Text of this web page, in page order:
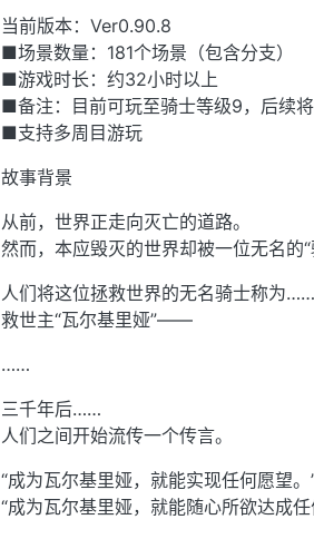
当前版本：Ver0.90.8
■场景数量：181个场景（包含分支）
■游戏时长：约32小时以上
■备注：目前可玩至骑士等级9，后续
■支持多周目游玩
故事背景
从前，世界正走向灭亡的道路。
然而，本应毁灭的世界却被一位无名的“
人们将这位拯救世界的无名骑士称为……
救世主“瓦尔基里娅”——
……
三千年后……
人们之间开始流传一个传言。
“成为瓦尔基里娅，就能实现任何愿望。
“成为瓦尔基里娅，就能随心所欲达成